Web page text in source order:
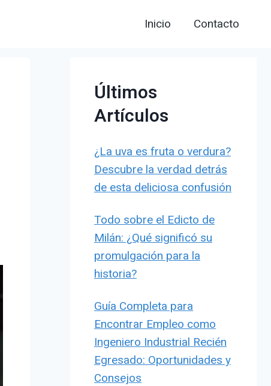
Inicio Contacto
Últimos
Artículos
¿La uva es fruta o verdura?
Descubre la verdad detrás
de esta deliciosa confusión
Todo sobre el Edicto de
Milán: ¿Qué significó su
promulgación para la
historia?
Guía Completa para
Encontrar Empleo como
Ingeniero Industrial Recién
Egresado: Oportunidades y
Consejos